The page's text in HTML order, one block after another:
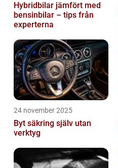
Hybridbilar jämfört med
bensinbilar – tips från
experterna
24 november 2025
Byt säkring själv utan
verktyg